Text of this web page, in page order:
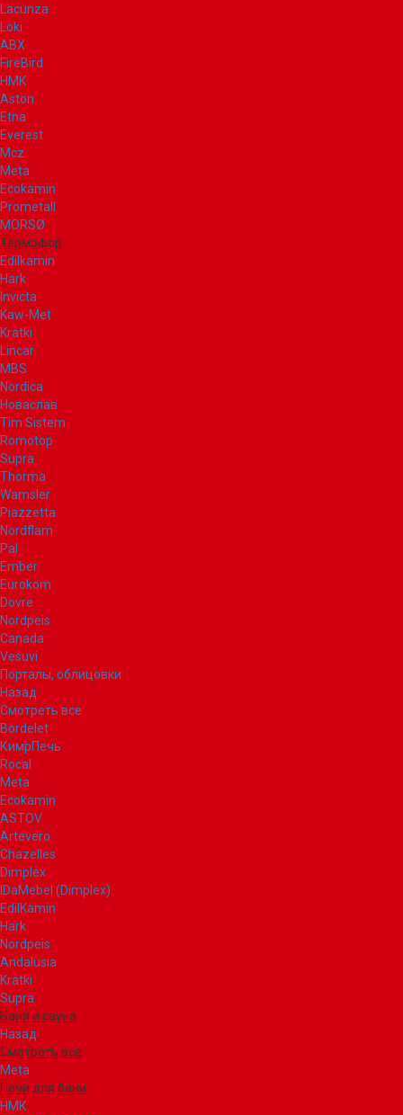
Lacunza
Loki
ABX
FireBird
НМК
Aston
Etna
Everest
Mcz
Meta
Ecokamin
Prometall
MORSØ
Термофор
Edilkamin
Hark
Invicta
Kaw-Met
Kratki
Lincar
MBS
Nordica
Новаслав
Tim Sistem
Romotop
Supra
Thorma
Wamsler
Piazzetta
Nordflam
Pal
Ember
Eurokom
Dovre
Nordpeis
Canada
Vesuvi
Порталы, облицовки
Назад
Смотреть все
Bordelet
КимрПечь
Rocal
Meta
Ecokamin
ASTOV
Artevero
Chazelles
Dimplex
IDaMebel (Dimplex)
EdilKamin
Hark
Nordpeis
Andalusia
Kratki
Supra
Баня и сауна
Назад
Смотреть все
Meta
Печи для бани
НМК